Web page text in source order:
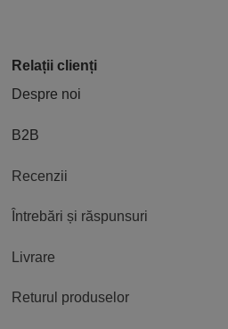
Relații clienți
Despre noi
B2B
Recenzii
Întrebări și răspunsuri
Livrare
Returul produselor